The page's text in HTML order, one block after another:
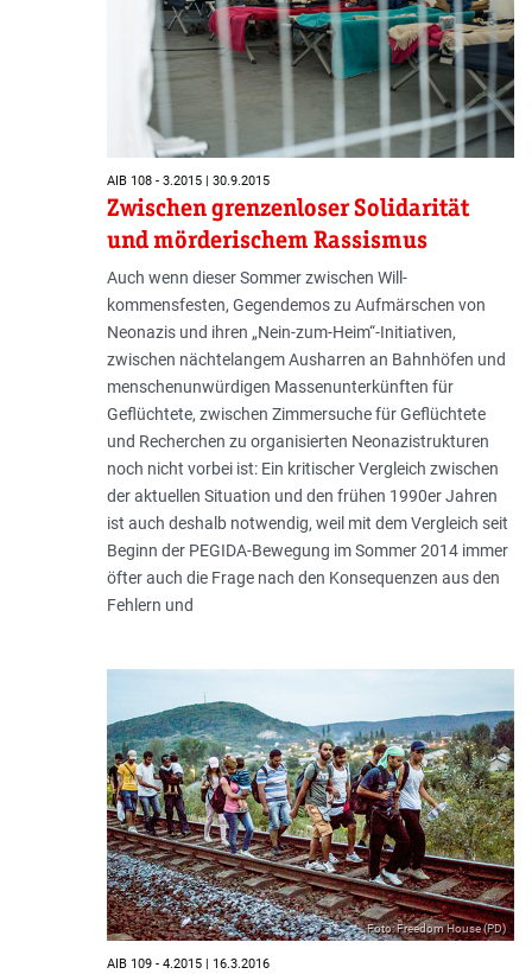
AIB 108 - 3.2015 | 30.9.2015
Zwischen grenzenloser Solidarität
und mörderischem Rassismus
Auch wenn dieser Sommer zwischen Will­
kommensfesten, Gegendemos zu Aufmärschen von
Neonazis und ihren „Nein-zum-Heim“-Initiativen,
zwischen nächtelangem Ausharren an Bahnhöfen und
menschenunwürdigen Massenunterkünften für
Geflüchtete, zwischen Zimmersuche für Geflüchtete
und Recherchen zu organisierten Neonazistrukturen
noch nicht vorbei ist: Ein kritischer Vergleich zwischen
der aktuellen Situation und den frühen 1990er Jahren
ist auch deshalb notwendig, weil mit dem Vergleich seit
Beginn der PEGIDA-Bewegung im Sommer 2014 immer
öfter auch die Frage nach den Konsequenzen aus den
Fehlern und
Foto: Freedom House (PD)
AIB 109 - 4.2015 | 16.3.2016